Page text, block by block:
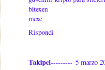
bitexen
mexc
Rispondi
Takipci--------- 5 marzo